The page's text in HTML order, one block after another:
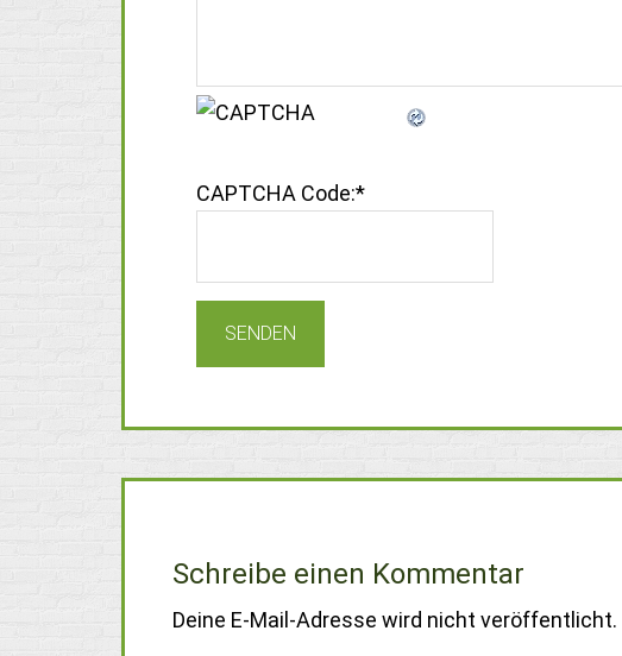
CAPTCHA Code:*
Schreibe einen Kommentar
Deine E-Mail-Adresse wird nicht veröffentlicht.